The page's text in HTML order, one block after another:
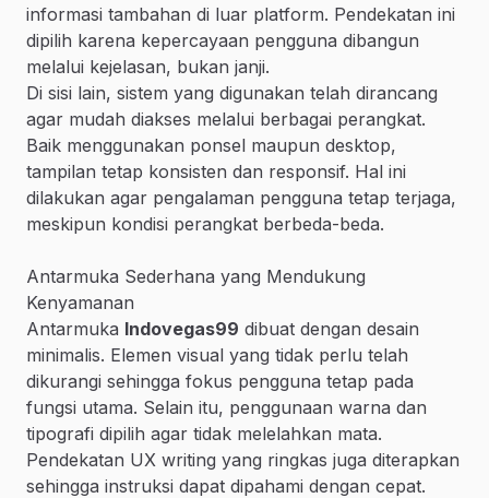
informasi tambahan di luar platform. Pendekatan ini
dipilih karena kepercayaan pengguna dibangun
melalui kejelasan, bukan janji.
Di sisi lain, sistem yang digunakan telah dirancang
agar mudah diakses melalui berbagai perangkat.
Baik menggunakan ponsel maupun desktop,
tampilan tetap konsisten dan responsif. Hal ini
dilakukan agar pengalaman pengguna tetap terjaga,
meskipun kondisi perangkat berbeda-beda.
Antarmuka Sederhana yang Mendukung
Kenyamanan
Antarmuka Indovegas99 dibuat dengan desain
minimalis. Elemen visual yang tidak perlu telah
dikurangi sehingga fokus pengguna tetap pada
fungsi utama. Selain itu, penggunaan warna dan
tipografi dipilih agar tidak melelahkan mata.
Pendekatan UX writing yang ringkas juga diterapkan
sehingga instruksi dapat dipahami dengan cepat.